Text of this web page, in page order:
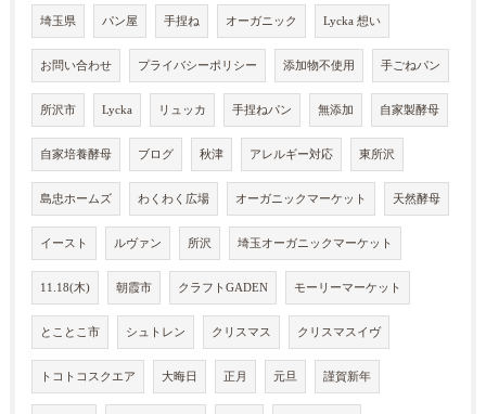
埼玉県 パン屋 手捏ね オーガニック Lycka 想い
お問い合わせ プライバシーポリシー 添加物不使用 手ごねパン
所沢市 Lycka リュッカ 手捏ねパン 無添加 自家製酵母
自家培養酵母 ブログ 秋津 アレルギー対応 東所沢
島忠ホームズ わくわく広場 オーガニックマーケット 天然酵母
イースト ルヴァン 所沢 埼玉オーガニックマーケット
11.18(木) 朝霞市 クラフトGADEN モーリーマーケット
とことこ市 シュトレン クリスマス クリスマスイヴ
トコトコスクエア 大晦日 正月 元旦 謹賀新年